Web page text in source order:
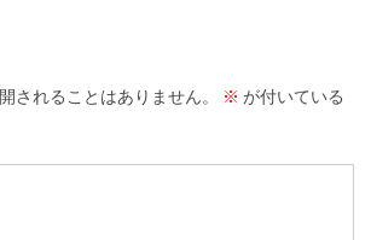
されることはありません。 ※ が付いている